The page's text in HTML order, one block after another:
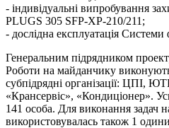
- індивідуальні випробування
PLUGS 305 SFP-XP-210/211;
- дослідна експлуатація Системи
Генеральним підрядником
Роботи на майданчику
субпідрядні організації:
«Крансервіс», «Кондиціонер».
141 особа. Для виконання задач
використовувалась також 1